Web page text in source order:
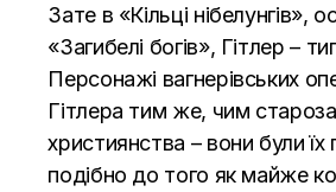
Зате в «Кільці нібелунгів»,
«Загибелі богів», Гітлер –
Персонажі вагнерівських
Гітлера тим же, чим
християнства – вони були їх
подібно до того як майже